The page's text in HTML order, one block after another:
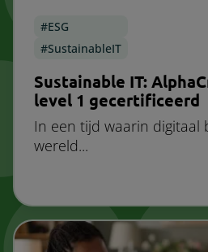
ESG
SustainableIT
Sustainable IT:
level 1 gecertificeerd
In een tijd waarin digitaal
wereld...